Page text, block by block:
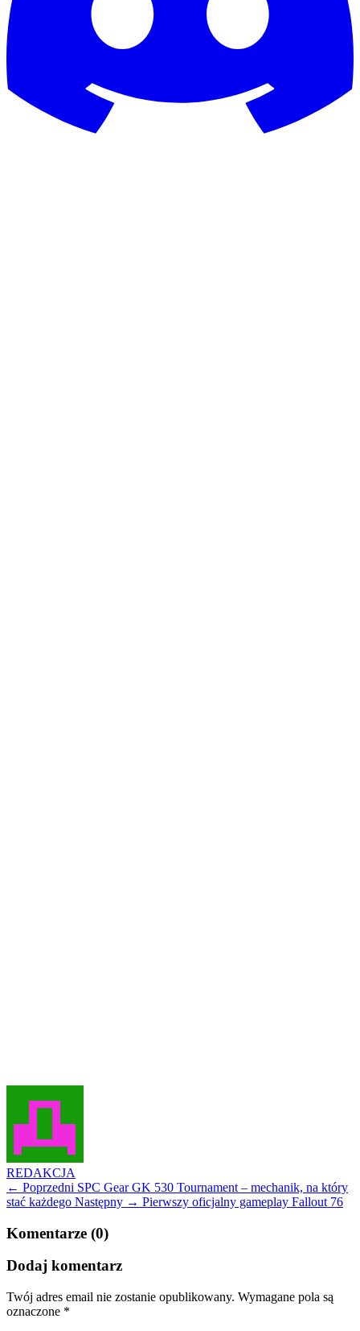
REDAKCJA
← Poprzedni SPC Gear GK 530 Tournament – mechanik, na który
stać każdego Następny → Pierwszy oficjalny gameplay Fallout 76
Komentarze (0)
Dodaj komentarz
Twój adres email nie zostanie opublikowany. Wymagane pola są
oznaczone *